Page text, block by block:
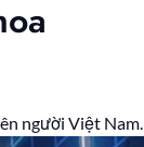
người Việt Nam.